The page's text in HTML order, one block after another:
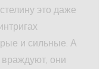
это даже
и сильные. А
они